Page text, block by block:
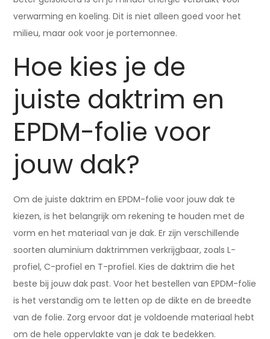
verwarming en koeling. Dit is niet alleen goed voor het
milieu, maar ook voor je portemonnee.
Hoe kies je de
juiste daktrim en
EPDM-folie voor
jouw dak?
Om de juiste daktrim en EPDM-folie voor jouw dak te
kiezen, is het belangrijk om rekening te houden met de
vorm en het materiaal van je dak. Er zijn verschillende
soorten aluminium daktrimmen verkrijgbaar, zoals L-
profiel, C-profiel en T-profiel. Kies de daktrim die het
beste bij jouw dak past. Voor het bestellen van EPDM-folie
is het verstandig om te letten op de dikte en de breedte
van de folie. Zorg ervoor dat je voldoende materiaal hebt
om de hele oppervlakte van je dak te bedekken.